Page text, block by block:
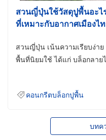
สวนญี่ปุ่นใช้วัสดุปูพื้นอะไ
ที่เหมาะกับอากาศเมืองไ
สวนญี่ปุ่น เน้นความเรียบง่า
พื้นที่นิยมใช้ ได้แก่ บล็อกลา
คอนกรีตบล็อกปูพื้น
บทค